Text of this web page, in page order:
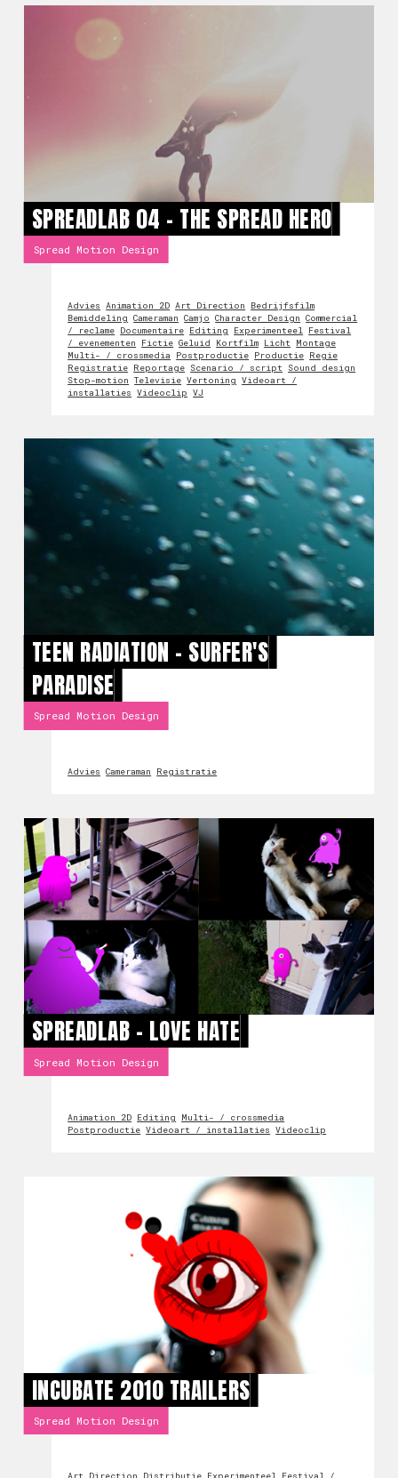
SPREADLAB 04 - THE SPREAD HERO
Spread Motion Design
Advies Animation 2D Art Direction
Bedrijfsfilm
Bemiddeling Cameraman Camjo Character Design Commercial
/ reclame Documentaire Editing Experimenteel Festival
/ evenementen
Fictie Geluid Kortfilm Licht
Montage
Multi- / crossmedia
Postproductie Productie Regie
Registratie Reportage Scenario / script
Sound design
Stop-motion Televisie Vertoning Videoart /
installaties Videoclip VJ
TEEN RADIATION - SURFER'S
PARADISE
Spread Motion Design
Advies Cameraman Registratie
SPREADLAB - LOVE HATE
Spread Motion Design
Animation 2D Editing
Multi- / crossmedia
Postproductie Videoart / installaties Videoclip
INCUBATE 2010 TRAILERS
Spread Motion Design